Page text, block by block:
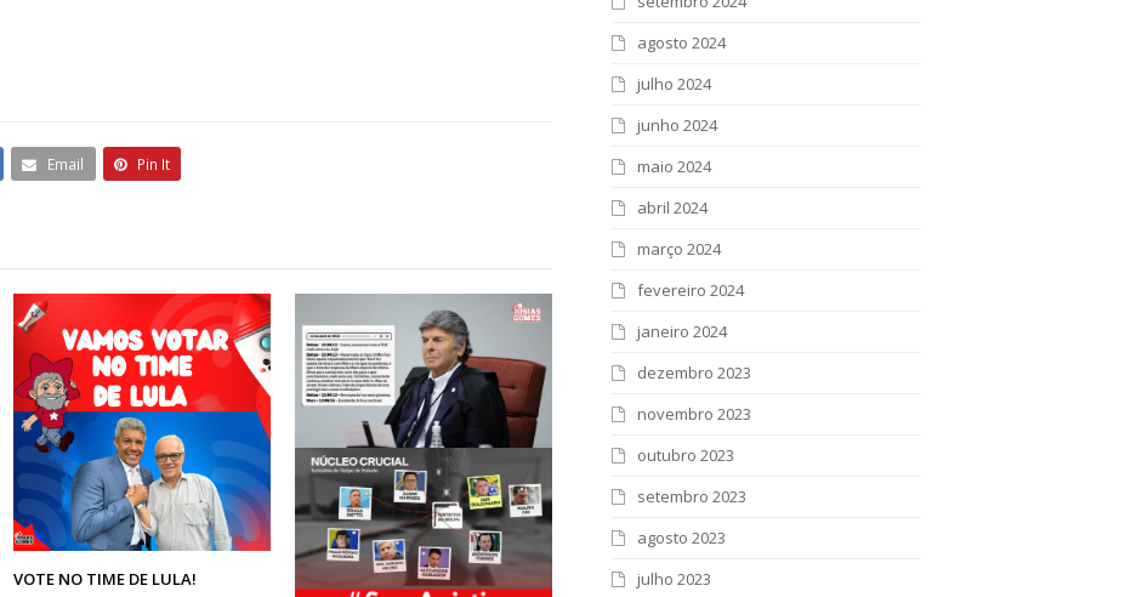
Email Pin It
VOTE NO TIME DE LULA!
agosto 2024
julho 2024
junho 2024
maio 2024
abril 2024
março 2024
fevereiro 2024
janeiro 2024
dezembro 2023
novembro 2023
outubro 2023
setembro 2023
agosto 2023
julho 2023